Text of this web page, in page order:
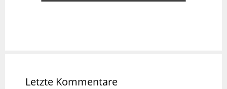
Letzte Kommentare